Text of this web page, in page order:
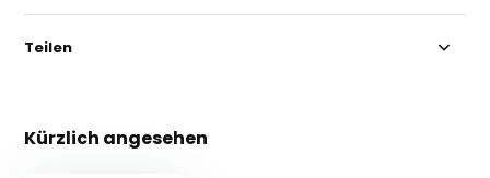
Teilen
Kürzlich angesehen